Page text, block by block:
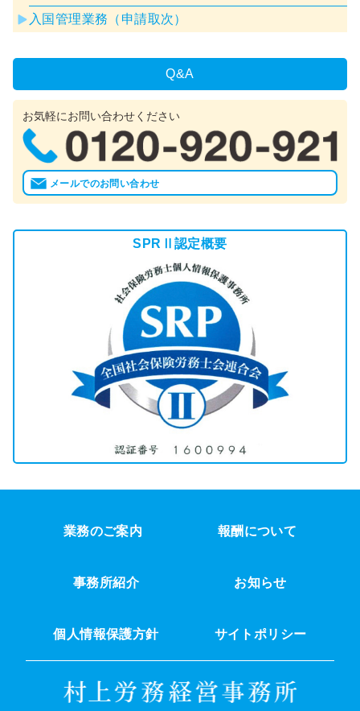
入国管理業務（申請取次）
Q&A
お気軽にお問い合わせください
メールでのお問い合わせ
SPRⅡ認定概要
業務のご案内 報酬について
事務所紹介 お知らせ
個人情報保護方針 サイトポリシー